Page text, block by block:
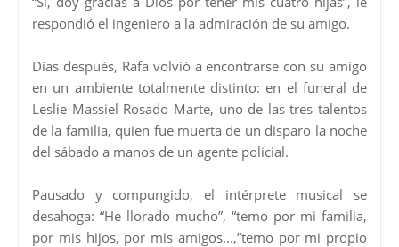
respondió el ingeniero a la admiración de su amigo.
Días después, Rafa volvió a encontrarse con su amigo
en un ambiente totalmente distinto: en el funeral de
Leslie Massiel Rosado Marte, uno de las tres talentos
de la familia, quien fue muerta de un disparo la noche
del sábado a manos de un agente policial.
Pausado y compungido, el intérprete musical se
desahoga: “He llorado mucho”, “temo por mi familia,
por mis hijos, por mis amigos...,”temo por mi propio